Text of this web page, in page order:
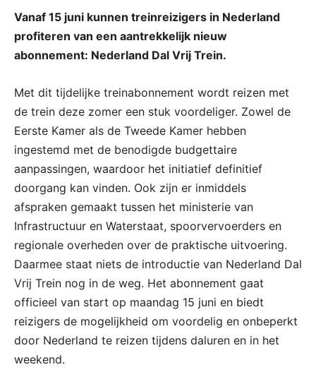
Vanaf 15 juni kunnen treinreizigers in Nederland
profiteren van een aantrekkelijk nieuw
abonnement: Nederland Dal Vrij Trein.
Met dit tijdelijke treinabonnement wordt reizen met
de trein deze zomer een stuk voordeliger. Zowel de
Eerste Kamer als de Tweede Kamer hebben
ingestemd met de benodigde budgettaire
aanpassingen, waardoor het initiatief definitief
doorgang kan vinden. Ook zijn er inmiddels
afspraken gemaakt tussen het ministerie van
Infrastructuur en Waterstaat, spoorvervoerders en
regionale overheden over de praktische uitvoering.
Daarmee staat niets de introductie van Nederland Dal
Vrij Trein nog in de weg. Het abonnement gaat
officieel van start op maandag 15 juni en biedt
reizigers de mogelijkheid om voordelig en onbeperkt
door Nederland te reizen tijdens daluren en in het
weekend.